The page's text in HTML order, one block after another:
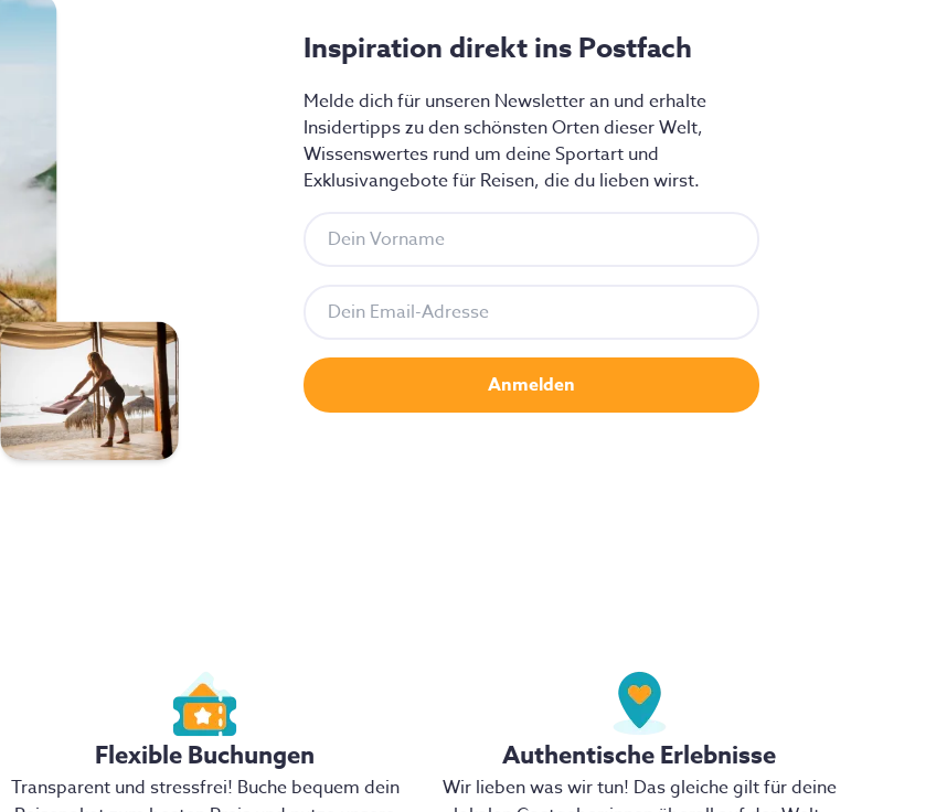
Inspiration direkt ins Postfach
Melde dich für unseren Newsletter an und erhalte
Insidertipps zu den schönsten Orten dieser Welt,
Wissenswertes rund um deine Sportart und
Exklusivangebote für Reisen, die du lieben wirst.
Flexible Buchungen
Transparent und stressfrei! Buche bequem dein
Authentische Erlebnisse
Wir lieben was wir tun! Das gleiche gilt für deine